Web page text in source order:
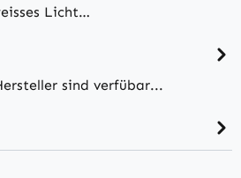
Licht…
sind verfübar...